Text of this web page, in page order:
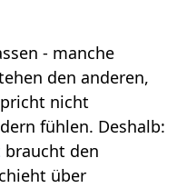
- manche
den anderen,
nicht
fühlen. Deshalb:
braucht den
über